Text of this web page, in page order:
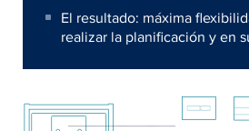
El resultado: máxima
realizar la planificación y en